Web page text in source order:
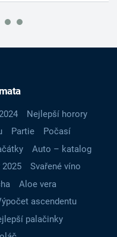
Nejlepší horory
Partie
Počasí
Auto – katalog
Svařené víno
Aloe vera
ascendentu
palačinky